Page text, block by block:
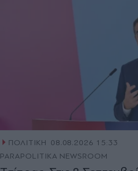
ΠΟΛΙΤΙΚΗ
08.08.2026 15:33
PARAPOLITIKA NEWSROOM